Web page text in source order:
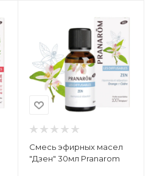
Смесь эфирных масел
"Дзен" 30мл Pranarom